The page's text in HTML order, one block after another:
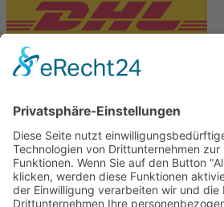
Tekal – Textile Lebensqualität
Exklusive moderne & Orientteppiche
Feuerwerk XXL